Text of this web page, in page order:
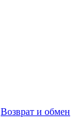
Возврат и обмен